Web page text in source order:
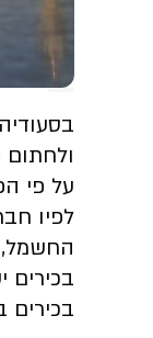
על פי
לפיו
החשמל,